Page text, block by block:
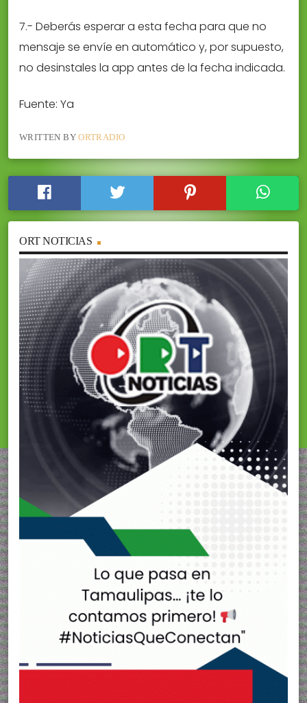
7.- Deberás esperar a esta fecha para que no
mensaje se envíe en automático y, por supuesto,
no desinstales la app antes de la fecha indicada.
Fuente: Ya
WRITTEN BYORTRADIO
ORT NOTICIAS